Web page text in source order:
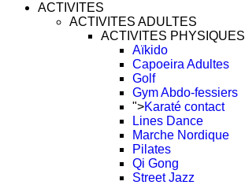
ACTIVITES
ACTIVITES ADULTES
ACTIVITES PHYSIQUES
Aïkido
Capoeira Adultes
Golf
Gym Abdo-fessiers
">Karaté contact
Lines Dance
Marche Nordique
Pilates
Qi Gong
Street Jazz